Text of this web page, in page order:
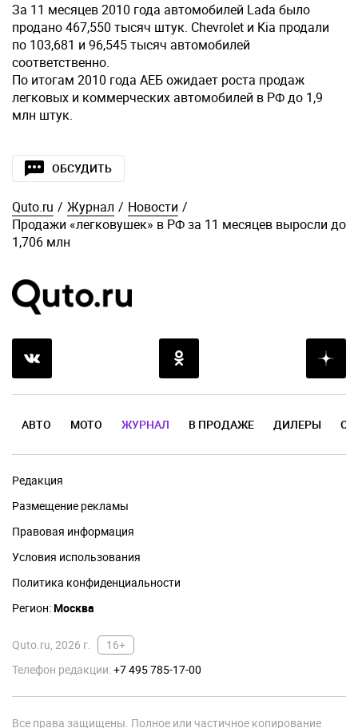
За 11 месяцев 2010 года автомобилей Lada было
продано 467,550 тысяч штук. Chevrolet и Kia продали
по 103,681 и 96,545 тысяч автомобилей
соответственно.
По итогам 2010 года АЕБ ожидает роста продаж
легковых и коммерческих автомобилей в РФ до 1,9
млн штук.
ОБСУДИТЬ
Quto.ru / Журнал / Новости /
Продажи «легковушек» в РФ за 11 месяцев выросли до
1,706 млн
АВТО МОТО ЖУРНАЛ В ПРОДАЖЕ ДИЛЕРЫ
Редакция
Размещение рекламы
Правовая информация
Условия использования
Политика конфиденциальности
Регион:Москва
Quto.ru, 2026 г.
16+
Телефон редакции:+7 495 785-17-00
Все права защищены. Полное или частичное копирование